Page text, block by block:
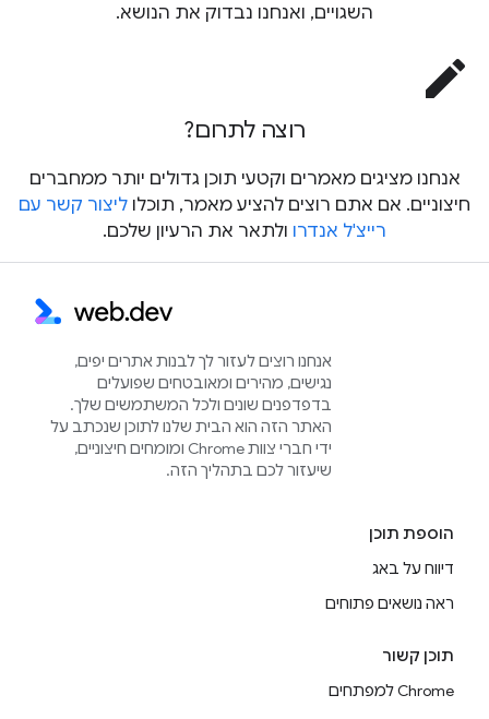
השגויים, ואנחנו נבדוק את הנושא.
edit
רוצה לתרום?
אנחנו מציגים מאמרים וקטעי תוכן גדולים יותר ממחברים
חיצוניים. אם אתם רוצים להציע מאמר, תוכלו ליצור קשר עם
רייצ'ל אנדרו ולתאר את הרעיון שלכם.
אנחנו רוצים לעזור לך לבנות אתרים יפים,
נגישים, מהירים ומאובטחים שפועלים
בדפדפנים שונים ולכל המשתמשים שלך.
האתר הזה הוא הבית שלנו לתוכן שנכתב על
ידי חברי צוות Chrome ומומחים חיצוניים,
שיעזור לכם בתהליך הזה.
הוספת תוכן
דיווח על באג
ראה נושאים פתוחים
תוכן קשור
Chrome למפתחים